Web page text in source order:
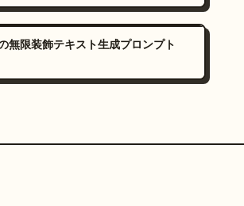
限装飾テキスト生成プロンプト